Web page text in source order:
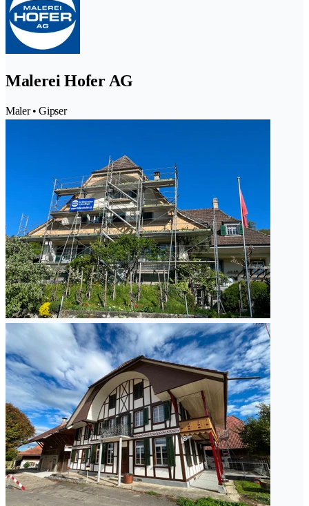
Malerei Hofer AG
Maler • Gipser